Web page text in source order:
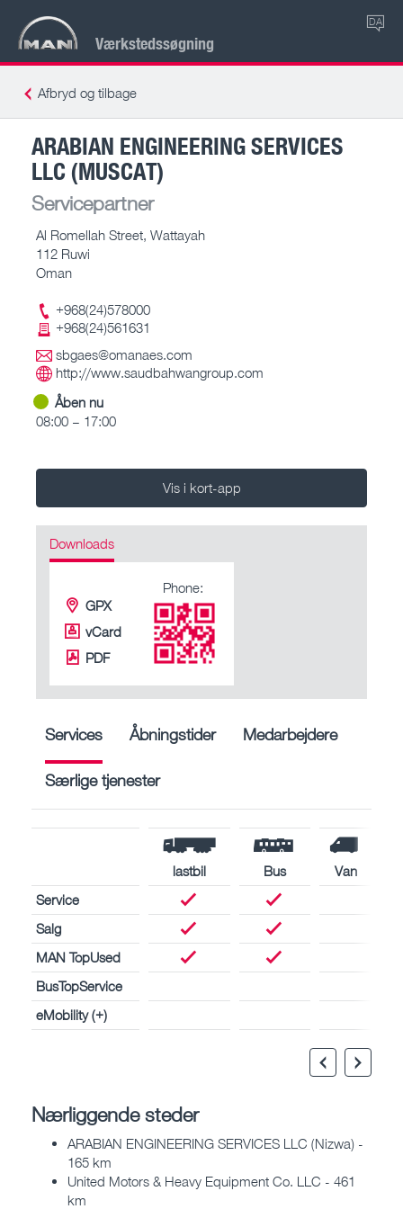
Værkstedssøgning
DA
Afbryd og tilbage
ARABIAN ENGINEERING SERVICES
LLC (MUSCAT)
Servicepartner
Al Romellah Street, Wattayah
112 Ruwi
Oman
+968(24)578000
+968(24)561631
sbgaes@omanaes.com
http://www.saudbahwangroup.com
Åben nu
08:00 – 17:00
Vis i kort-app
Downloads
GPX
vCard
PDF
Phone:
Services Åbningstider Medarbejdere
Særlige tjenester
lastbil Bus
Van
Service
Salg
MAN TopUsed
BusTopService
eMobility (+)
Nærliggende steder
ARABIAN ENGINEERING SERVICES LLC (Nizwa) -
165 km
United Motors & Heavy Equipment Co. LLC - 461
km